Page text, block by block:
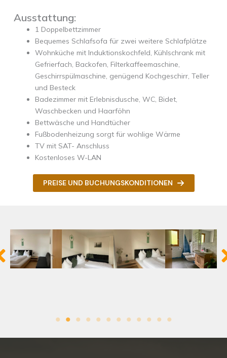
Ausstattung:
1 Doppelbettzimmer
Bequemes Schlafsofa für zwei weitere Schlafplätze
Wohnküche mit Induktionskochfeld, Kühlschrank mit
Gefrierfach, Backofen, Filterkaffeemaschine,
Geschirrspülmaschine, genügend Kochgeschirr, Teller
und Besteck
Badezimmer mit Erlebnisdusche, WC, Bidet,
Waschbecken und Haarföhn
Bettwäsche und Handtücher
Fußbodenheizung sorgt für wohlige Wärme
TV mit SAT- Anschluss
Kostenloses W-LAN
PREISE UND BUCHUNGSKONDITIONEN